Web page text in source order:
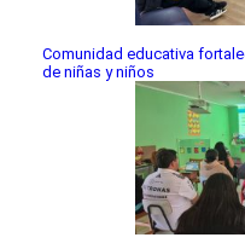
Comunidad educativa
de niñas y niños